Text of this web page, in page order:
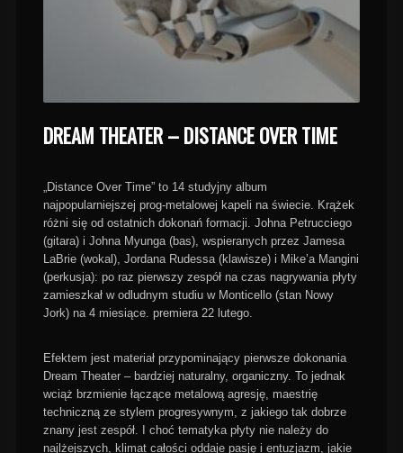
DREAM THEATER – DISTANCE OVER TIME
„Distance Over Time” to 14 studyjny album
najpopularniejszej prog-metalowej kapeli na świecie. Krążek
różni się od ostatnich dokonań formacji. Johna Petrucciego
(gitara) i Johna Myunga (bas), wspieranych przez Jamesa
LaBrie (wokal), Jordana Rudessa (klawisze) i Mike’a Mangini
(perkusja): po raz pierwszy zespół na czas nagrywania płyty
zamieszkał w odludnym studiu w Monticello (stan Nowy
Jork) na 4 miesiące. premiera 22 lutego.
Efektem jest materiał przypominający pierwsze dokonania
Dream Theater – bardziej naturalny, organiczny. To jednak
wciąż brzmienie łączące metalową agresję, maestrię
techniczną ze stylem progresywnym, z jakiego tak dobrze
znany jest zespół. I choć tematyka płyty nie należy do
najlżejszych, klimat całości oddaje pasję i entuzjazm, jakie